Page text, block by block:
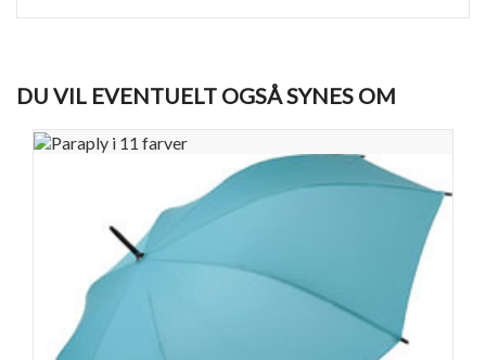
DU VIL EVENTUELT OGSÅ SYNES OM